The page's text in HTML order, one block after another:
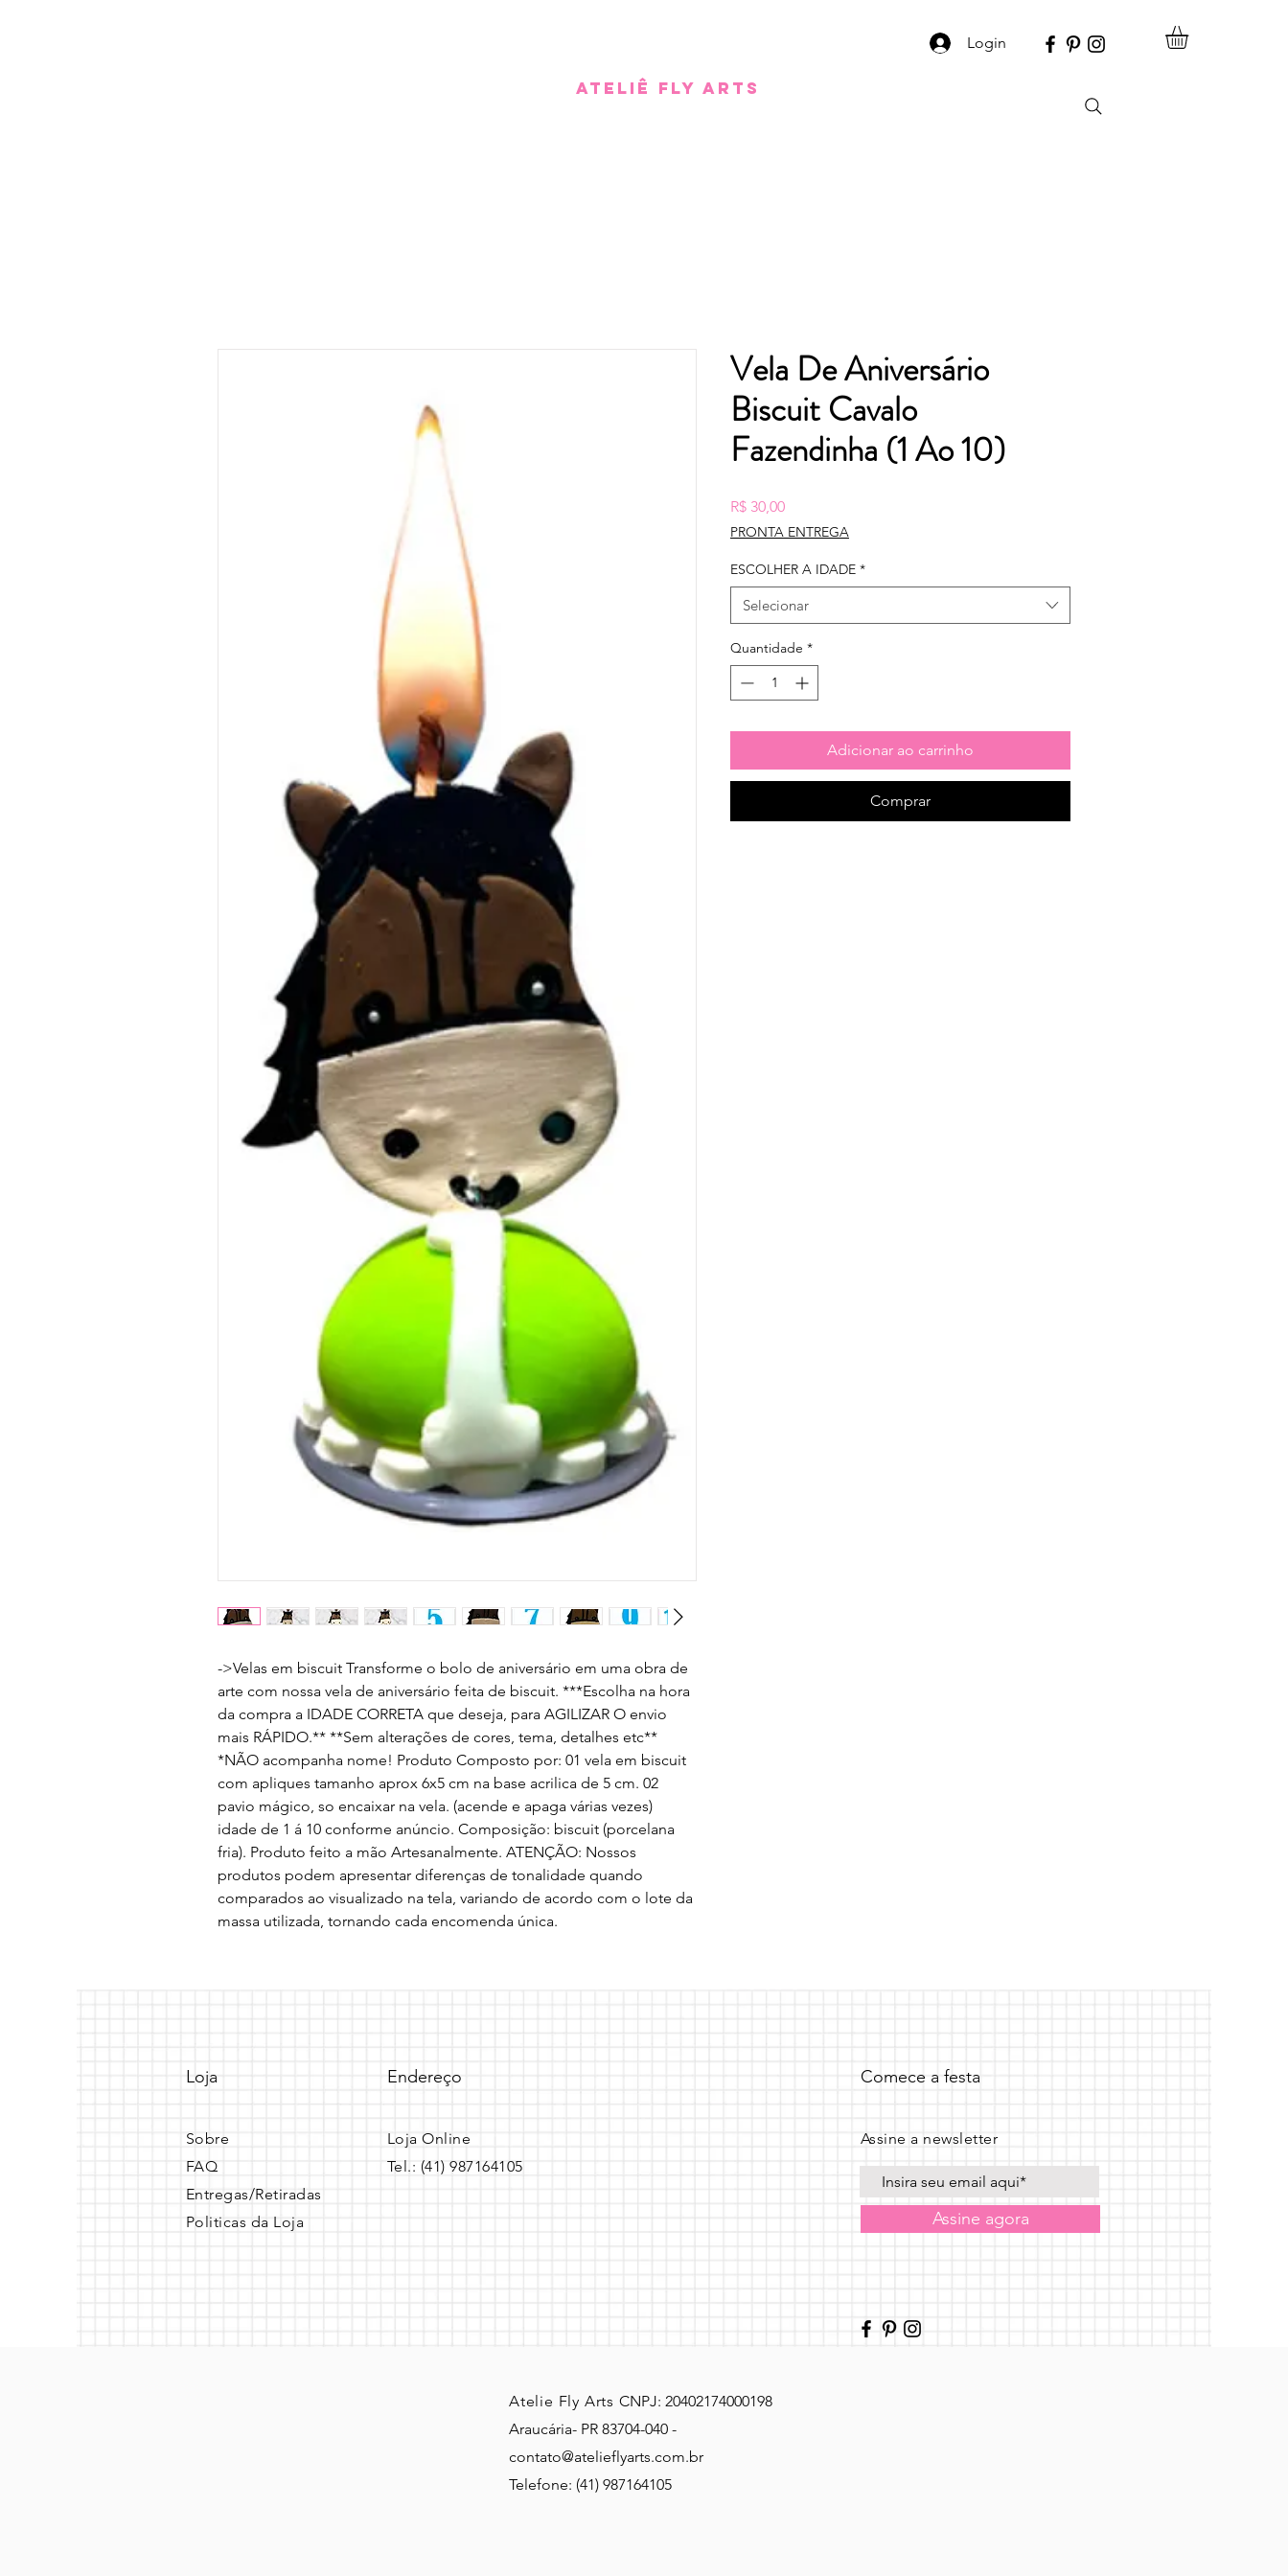
Login
Ateliê Fly Arts
->Velas em biscuit Transforme o bolo de aniversário em uma obra de
arte com nossa vela de aniversário feita de biscuit. ***Escolha na hora
da compra a IDADE CORRETA que deseja, para AGILIZAR O envio
mais RÁPIDO.** **Sem alterações de cores, tema, detalhes etc**
*NÃO acompanha nome! Produto Composto por: 01 vela em biscuit
com apliques tamanho aprox 6x5 cm na base acrilica de 5 cm. 02
pavio mágico, so encaixar na vela. (acende e apaga várias vezes)
idade de 1 á 10 conforme anúncio. Composição: biscuit (porcelana
fria). Produto feito a mão Artesanalmente. ATENÇÃO: Nossos
produtos podem apresentar diferenças de tonalidade quando
comparados ao visualizado na tela, variando de acordo com o lote da
massa utilizada, tornando cada encomenda única.
Vela De Aniversário
Biscuit Cavalo
Fazendinha (1 Ao 10)
R$ 30,00Preço
PRONTA ENTREGA
ESCOLHER A IDADE *
Selecionar
Quantidade *
Adicionar ao carrinho
Comprar
Loja
Sobre
FAQ
Entregas/Retiradas
Politicas da Loja
Endereço
Loja Online
Tel.: (41) 987164105
Comece a festa
Assine a newsletter
Assine agora
Atelie Fly Arts CNPJ: 20402174000198
Araucária- PR 83704-040 -
contato@atelieflyarts.com.br
Telefone: (41) 987164105